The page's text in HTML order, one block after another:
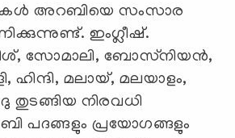
അറബിയെ സംസാര
ഇംഗ്ലീഷ്.
സോമാലി, ബോസ്‌നിയന്‍,
മലായ്, മലയാളം,
തുടങ്ങിയ നിരവധി
പദങ്ങളും പ്രയോഗങ്ങളും